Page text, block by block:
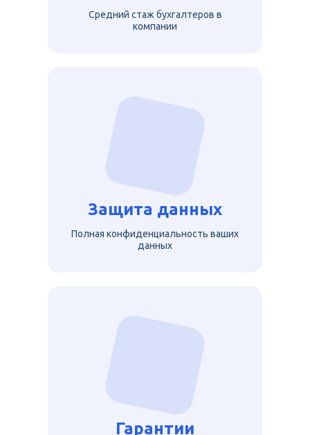
Средний стаж бухгалтеров в
компании
Защита данных
Полная конфиденциальность ваших
данных
Гарантии